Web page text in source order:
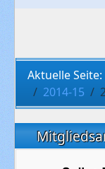
Aktuelle Seite:
2014-15